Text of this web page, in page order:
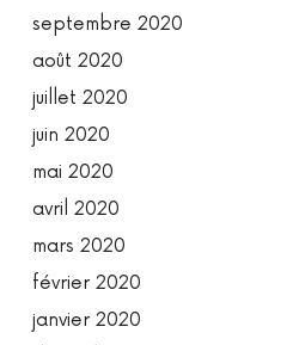
septembre 2020
août 2020
juillet 2020
juin 2020
mai 2020
avril 2020
mars 2020
février 2020
janvier 2020